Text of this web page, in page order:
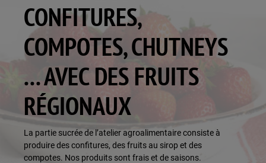
CONFITURES,
COMPOTES, CHUTNEYS
... AVEC DES FRUITS
RÉGIONAUX
La partie sucrée de l’atelier agroalimentaire consiste à
produire des confitures, des fruits au sirop et des
compotes. Nos produits sont frais et de saisons.